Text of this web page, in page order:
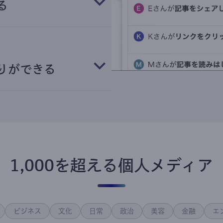
ができる
1,000を超える個人メディア
ビジネス 文化 日常 政治 美容 金融 エ